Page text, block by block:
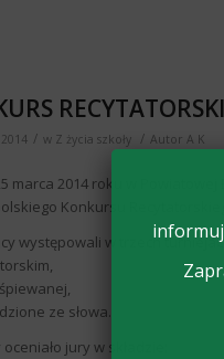
RECYTATORSKI
/ w Z życia szkoły / AutorA K
marca 2014 roku w
Konkursu
występowali w trzech
ze słowa.
jury w składzie: